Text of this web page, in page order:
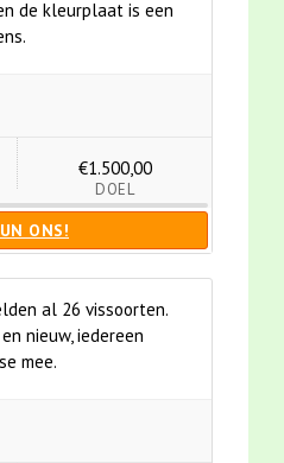
de kleurplaat is een
€1.500,00
DOEL
ONS!
al 26 vissoorten.
nieuw, iedereen
mee.